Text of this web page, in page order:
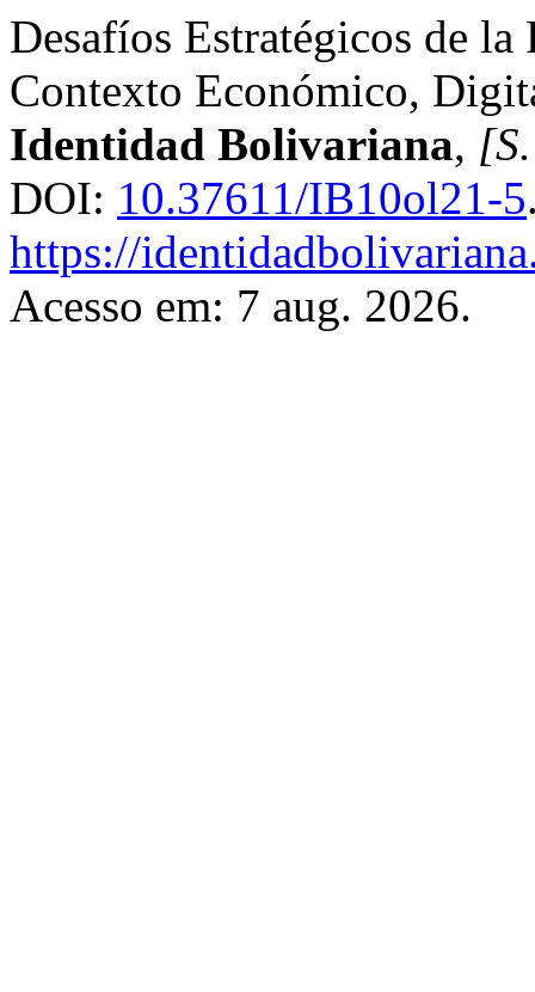
Desafíos Estratégicos de
Contexto Económico,
Identidad Bolivariana,
DOI: 10.37611/IB10ol21-5
https://
Acesso em: 7 aug. 2026.